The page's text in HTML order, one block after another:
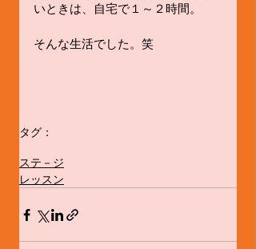
いときは、自宅で１～２時間。
そんな生活でした。笑
タグ：
ステ－ジ
レッスン